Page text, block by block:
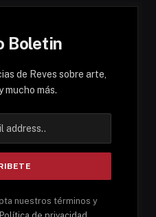
Boletin
de Reves sobre arte,
mucho más.
nuestros términos y